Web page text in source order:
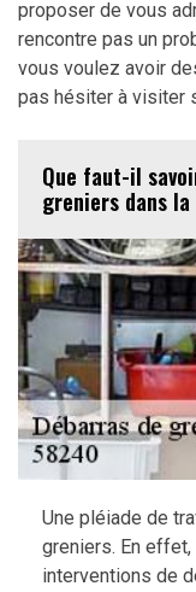
proposer de vous
rencontre pas un
vous voulez avoir
pas hésiter à visiter
Que faut-il
greniers dans
Une pléiade de
greniers. En
interventions de